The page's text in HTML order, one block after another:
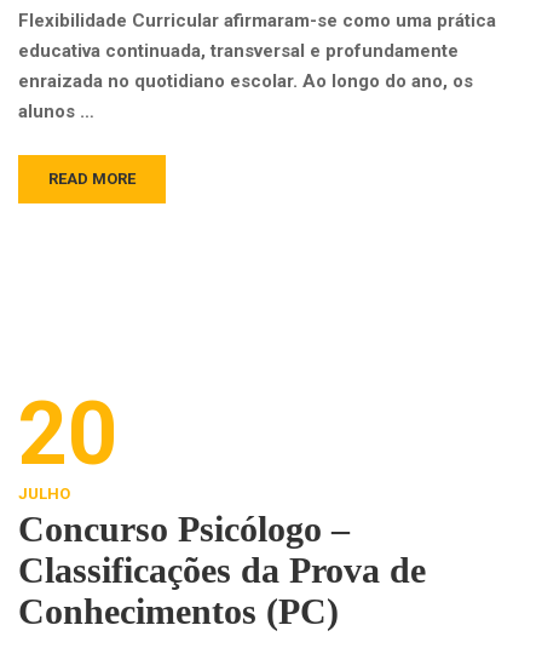
Flexibilidade Curricular afirmaram-se como uma prática
educativa continuada, transversal e profundamente
enraizada no quotidiano escolar. Ao longo do ano, os
alunos …
READ MORE
20
JULHO
Concurso Psicólogo –
Classificações da Prova de
Conhecimentos (PC)